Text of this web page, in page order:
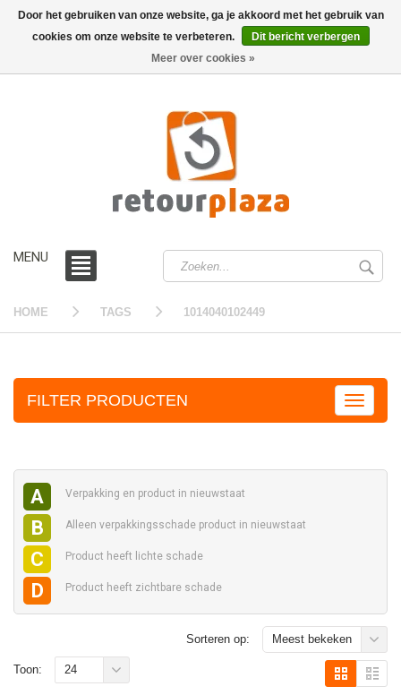
MENU
HOME TAGS 1014040102449
FILTER PRODUCTEN
A Verpakking en product in nieuwstaat
B Alleen verpakkingsschade product in nieuwstaat
C Product heeft lichte schade
D Product heeft zichtbare schade
Sorteren op: Meest bekeken
Toon: 24
Door het gebruiken van onze website, ga je akkoord met het gebruik van
cookies om onze website te verbeteren.
Dit bericht verbergen
Meer over cookies »